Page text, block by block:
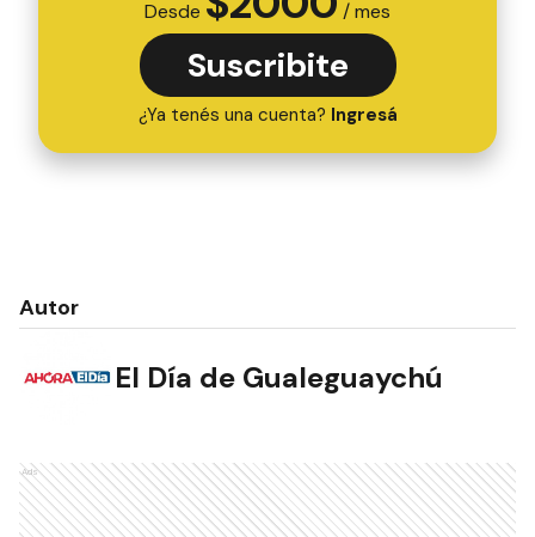
Desde / mes
Suscribite
¿Ya tenés una cuenta? Ingresá
Autor
El Día de Gualeguaychú
Ads